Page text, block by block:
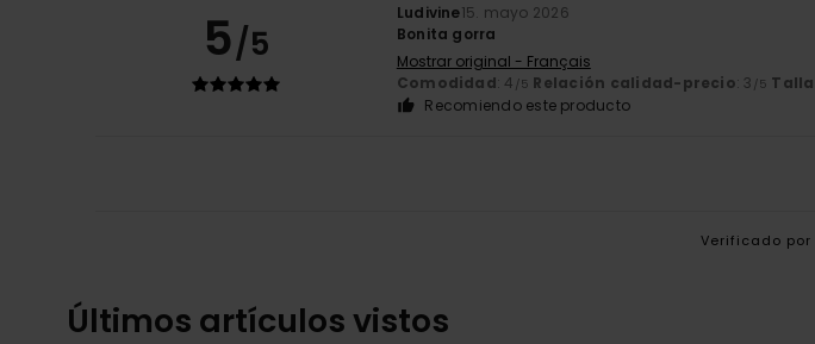
5/5
Ludivine15. mayo 2026
Bonita gorra
Mostrar original - Français
Comodidad: 4 /5 Relación calidad-precio: 3 /5 Talla
Recomiendo este producto
Verificado por
Últimos artículos vistos